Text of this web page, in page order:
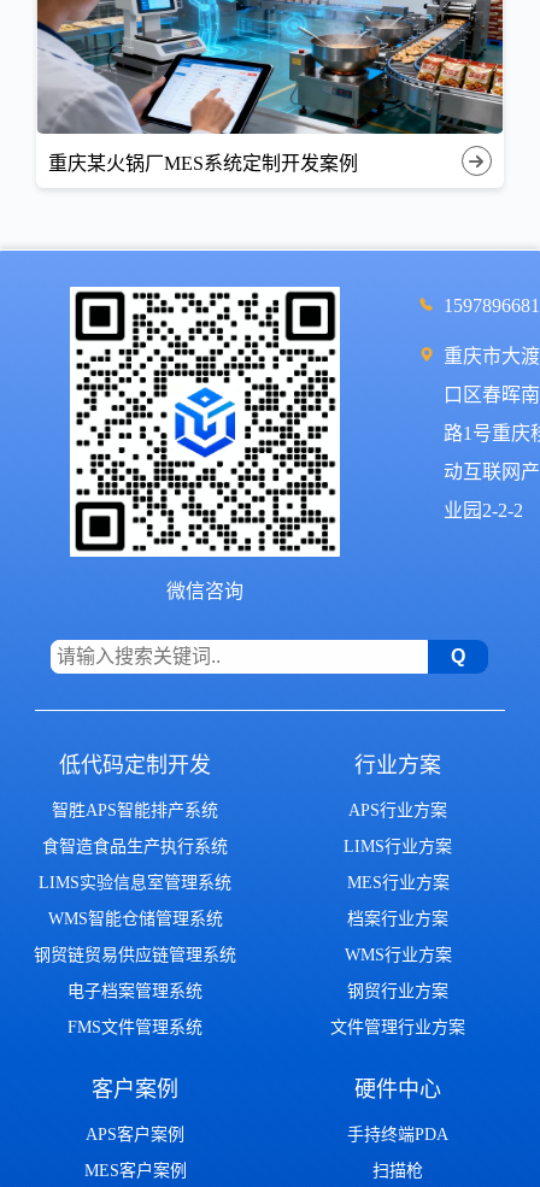
重庆某火锅厂MES系统定制开发案例
微信咨询
重庆市大渡
口区春晖南
路1号重庆
动互联网产
业园2-2-2
低代码定制开发
智胜APS智能排产系统
食智造食品生产执行系统
LIMS实验信息室管理系统
WMS智能仓储管理系统
钢贸链贸易供应链管理系统
电子档案管理系统
FMS文件管理系统
行业方案
APS行业方案
LIMS行业方案
MES行业方案
档案行业方案
WMS行业方案
钢贸行业方案
文件管理行业方案
客户案例
APS客户案例
MES客户案例
硬件中心
手持终端PDA
扫描枪